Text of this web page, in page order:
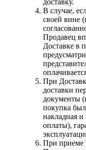
В случае,
своей вине
Продавец
Доставке в
При
доставки
документы
покупка
накладная и
оплаты),
При приеме